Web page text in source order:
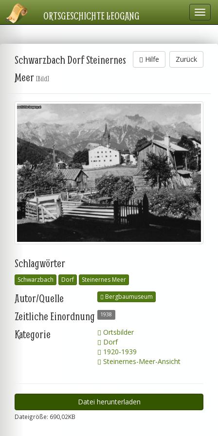
ORTSGESCHICHTE LEOGANG
Zurück
Hilfe
Schwarzbach Dorf Steinernes
Meer [Bild]
Schlagwörter
Schwarzbach Dorf Steinernes Meer
Autor/Quelle Bergbaumuseum
Zeitliche Einordnung 1938
Kategorie
Ortsbilder
Dorf
1920-1939
Steinernes-Meer-Ansicht
Datei herunterladen
Dateigröße: 690,02KB